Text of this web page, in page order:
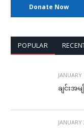
Donate Now
POPULAR
JANUARY
ချင်းအ